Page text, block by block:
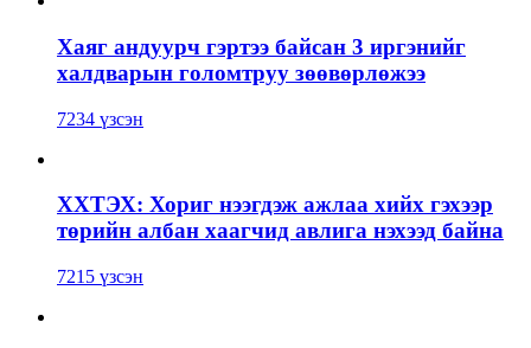
Хаяг андуурч гэртээ байсан 3 иргэнийг
халдварын голомтруу зөөвөрлөжээ
7234 үзсэн
ХХТЭХ: Хориг нээгдэж ажлаа хийх гэхээр
төрийн албан хаагчид авлига нэхээд байна
7215 үзсэн